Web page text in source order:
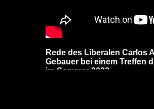
Rede des Liberalen Carlos
Gebauer bei einem Treffen
im Sommer 2022.